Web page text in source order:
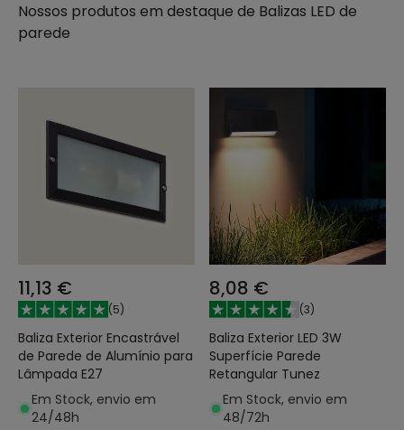
Nossos produtos em destaque de Balizas LED de
parede
11,13 €
(5)
Baliza Exterior Encastrável
de Parede de Alumínio para
Lâmpada E27
Em Stock, envio em
24/48h
8,08 €
(3)
Baliza Exterior LED 3W
Superfície Parede
Retangular Tunez
Em Stock, envio em
48/72h